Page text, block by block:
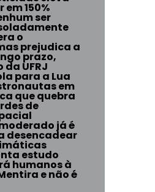
150%
ser
o
prejudica a
prazo,
UFRJ
para a Lua
em
que quebra
de
já é
desencadear
estudo
humanos à
e não é